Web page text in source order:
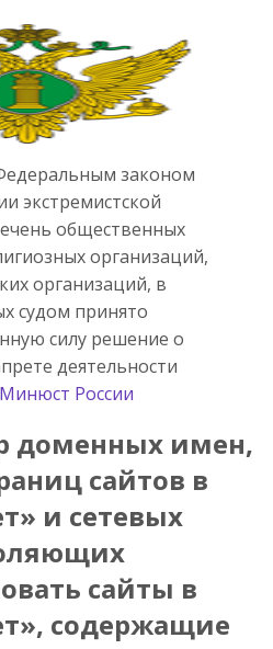
законом
экстремистской
общественных
организаций,
организаций, в
судом принято
силу решение о
деятельности
Минюст России
доменных имен,
сайтов в
и сетевых
сайты в
содержащие